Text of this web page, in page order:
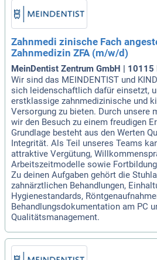
Zahnmedi zinische Fach
Zahnmedizin ZFA (m/w/d)
MeinDentist Zentrum GmbH | 10115
Wir sind das MEINDENTIST und
sich leidenschaftlich dafür einsetzt,
erstklassige zahnmedizinische und
Versorgung zu bieten. Durch unsere
wir den Besuch zu einem freudigen
Grundlage besteht aus den Werten
Integrität. Als Teil unseres Teams
attraktive Vergütung,
Arbeitszeitmodelle sowie
Zu deinen Aufgaben gehört die
zahnärztlichen Behandlungen,
Hygienestandards,
Behandlungsdokumentation am PC
Qualitätsmanagement.